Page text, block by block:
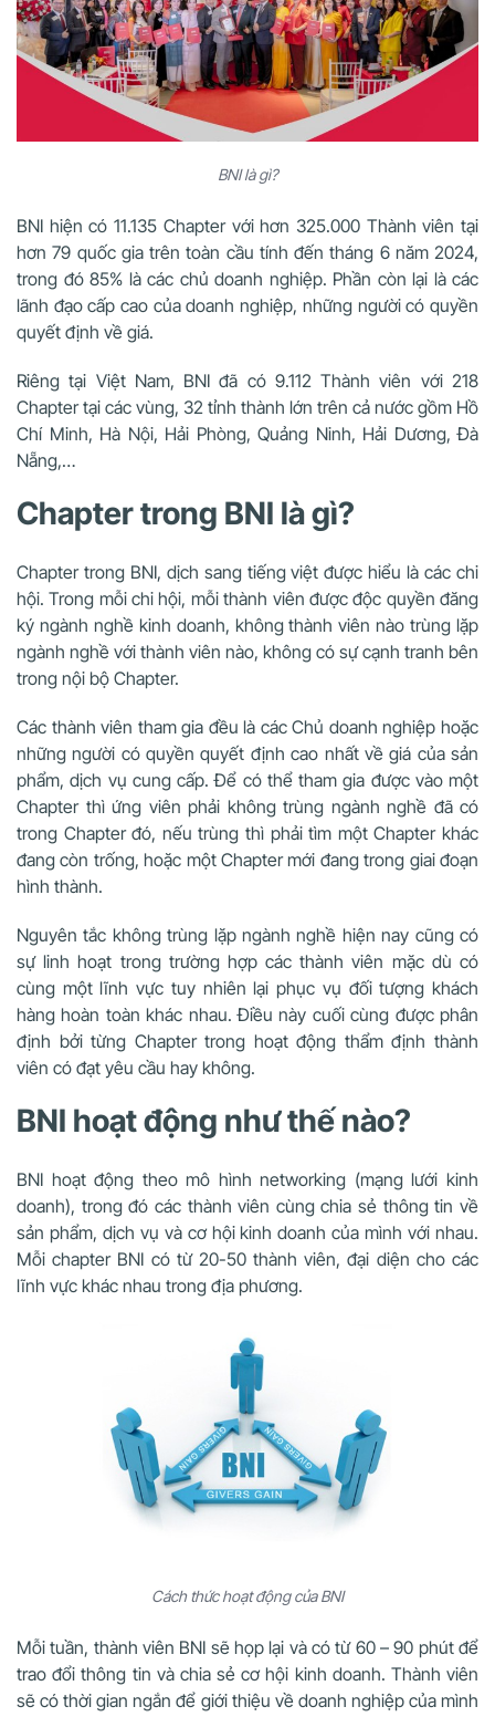
BNI là gì?
BNI hiện có 11.135 Chapter với hơn 325.000 Thành viên tại
hơn 79 quốc gia trên toàn cầu tính đến tháng 6 năm 2024,
trong đó 85% là các chủ doanh nghiệp. Phần còn lại là các
lãnh đạo cấp cao của doanh nghiệp, những người có quyền
quyết định về giá.
Riêng tại Việt Nam, BNI đã có 9.112 Thành viên với 218
Chapter tại các vùng, 32 tỉnh thành lớn trên cả nước gồm Hồ
Chí Minh, Hà Nội, Hải Phòng, Quảng Ninh, Hải Dương, Đà
Nẵng,…
Chapter trong BNI là gì?
Chapter trong BNI, dịch sang tiếng việt được hiểu là các chi
hội. Trong mỗi chi hội, mỗi thành viên được độc quyền đăng
ký ngành nghề kinh doanh, không thành viên nào trùng lặp
ngành nghề với thành viên nào, không có sự cạnh tranh bên
trong nội bộ Chapter.
Các thành viên tham gia đều là các Chủ doanh nghiệp hoặc
những người có quyền quyết định cao nhất về giá của sản
phẩm, dịch vụ cung cấp. Để có thể tham gia được vào một
Chapter thì ứng viên phải không trùng ngành nghề đã có
trong Chapter đó, nếu trùng thì phải tìm một Chapter khác
đang còn trống, hoặc một Chapter mới đang trong giai đoạn
hình thành.
Nguyên tắc không trùng lặp ngành nghề hiện nay cũng có
sự linh hoạt trong trường hợp các thành viên mặc dù có
cùng một lĩnh vực tuy nhiên lại phục vụ đối tượng khách
hàng hoàn toàn khác nhau. Điều này cuối cùng được phân
định bởi từng Chapter trong hoạt động thẩm định thành
viên có đạt yêu cầu hay không.
BNI hoạt động như thế nào?
BNI hoạt động theo mô hình networking (mạng lưới kinh
doanh), trong đó các thành viên cùng chia sẻ thông tin về
sản phẩm, dịch vụ và cơ hội kinh doanh của mình với nhau.
Mỗi chapter BNI có từ 20-50 thành viên, đại diện cho các
lĩnh vực khác nhau trong địa phương.
Cách thức hoạt động của BNI
Mỗi tuần, thành viên BNI sẽ họp lại và có từ 60 – 90 phút để
trao đổi thông tin và chia sẻ cơ hội kinh doanh. Thành viên
sẽ có thời gian ngắn để giới thiệu về doanh nghiệp của mình